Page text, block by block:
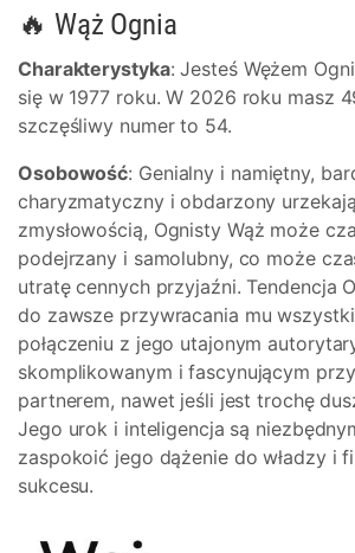
🔥 Wąż Ognia
Charakterystyka: Jesteś Wężem
się w 1977 roku. W 2026 roku masz
szczęśliwy numer to 54.
Osobowość: Genialny i namiętny,
charyzmatyczny i obdarzony
zmysłowością, Ognisty Wąż może
podejrzany i samolubny, co może
utratę cennych przyjaźni. Tendencja
do zawsze przywracania mu
połączeniu z jego utajonym
skomplikowanym i fascynującym
partnerem, nawet jeśli jest trochę
Jego urok i inteligencja są
zaspokoić jego dążenie do władzy i
sukcesu.